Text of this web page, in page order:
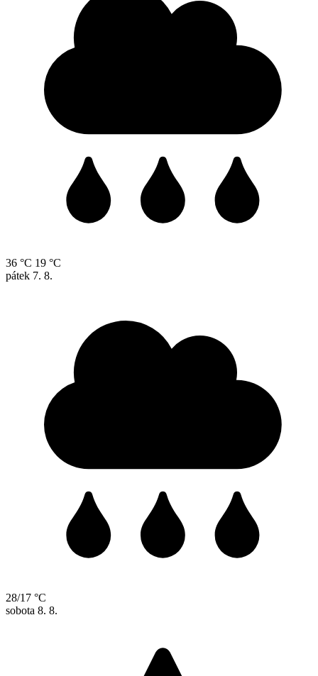
36 °C 19 °C
pátek 7. 8.
28/17 °C
sobota 8. 8.